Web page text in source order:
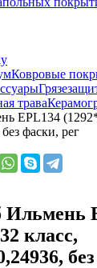
Ковровые
трава
EPL134
фаски, рег
класс,